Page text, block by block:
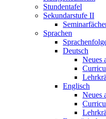
Stundentafel
Sekundarstufe II
Sprachen
Deutsch
Neues
Englisch
Neues